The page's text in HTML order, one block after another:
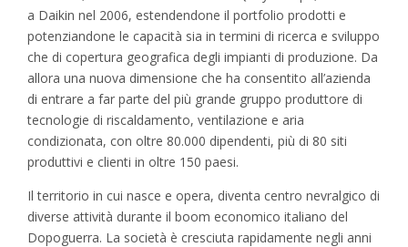
a Daikin nel 2006, estendendone il portfolio prodotti e
potenziandone le capacità sia in termini di ricerca e sviluppo
che di copertura geografica degli impianti di produzione. Da
allora una nuova dimensione che ha consentito all’azienda
di entrare a far parte del più grande gruppo produttore di
tecnologie di riscaldamento, ventilazione e aria
condizionata, con oltre 80.000 dipendenti, più di 80 siti
produttivi e clienti in oltre 150 paesi.
Il territorio in cui nasce e opera, diventa centro nevralgico di
diverse attività durante il boom economico italiano del
Dopoguerra. La società è cresciuta rapidamente negli anni